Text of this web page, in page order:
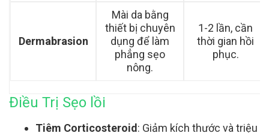
Dermabrasion
Mài da bằng
thiết bị chuyên
dụng để làm
phẳng sẹo
nông.
1-2 lần, cần
thời gian hồi
phục.
Điều Trị Sẹo lồi
Tiêm Corticosteroid: Giảm kích thước và triệu